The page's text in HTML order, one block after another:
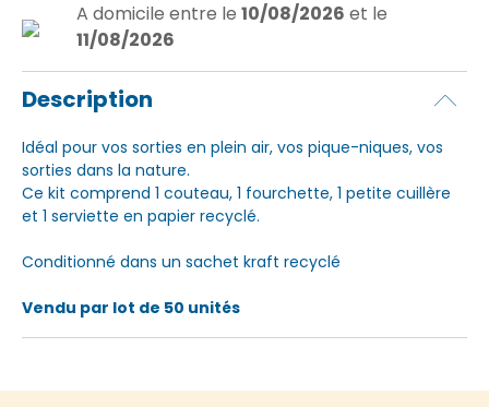
A domicile entre le 10/08/2026 et le
11/08/2026
Description
Idéal pour vos sorties en plein air, vos pique-niques, vos
sorties dans la nature.
Ce kit comprend 1 couteau, 1 fourchette, 1 petite cuillère
et 1 serviette en papier recyclé.
Conditionné dans un sachet kraft recyclé
Vendu par lot de 50 unités